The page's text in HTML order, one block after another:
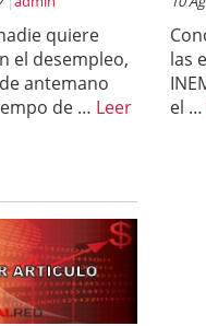
quiere
el desempleo,
antemano
de … Leer
las
el …